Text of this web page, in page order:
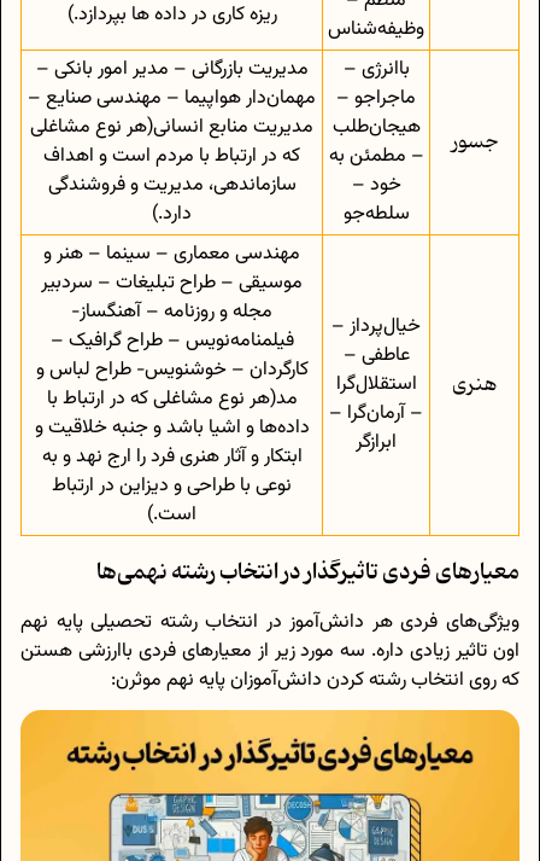
وظیفه‌شناس
ریزه کاری در داده ها بپردازد.)
جسور
باانرژی –
ماجراجو –
هیجان‌طلب
– مطمئن به
خود –
سلطه‌جو
مدیریت بازرگانی – مدیر امور بانکی –
مهمان‌دار هواپیما – مهندسی صنایع –
مدیریت منابع انسانی(هر نوع مشاغلی
که در ارتباط با مردم است و اهداف
سازماندهی، مدیریت و فروشندگی
دارد.)
هنری
خیال‌پرداز –
عاطفی –
استقلال‌گرا
– آرمان‌گرا –
ابرازگر
مهندسی معماری – سینما – هنر و
موسیقی – طراح تبلیغات – سردبیر
مجله و روزنامه – آهنگساز-
فیلمنامه‌نویس – طراح گرافیک –
کارگردان – خوشنویس- طراح لباس و
مد(هر نوع مشاغلی که در ارتباط با
داده‌ها و اشیا باشد و جنبه خلاقیت و
ابتکار و آثار هنری فرد را ارج نهد و به
نوعی با طراحی و دیزاین در ارتباط
است.)
معیارهای فردی تاثیرگذار در انتخاب رشته نهمی‌ها
ویژگی‌های فردی هر دانش‌آموز در انتخاب رشته تحصیلی پایه نهم
اون تاثیر زیادی داره. سه مورد زیر از معیارهای فردی باارزشی هستن
که روی انتخاب رشته کردن دانش‌آموزان پایه نهم موثرن: